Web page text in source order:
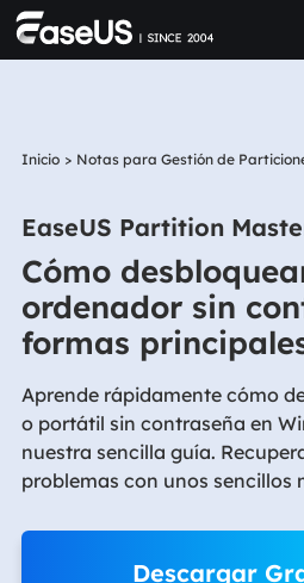
Inicio > Notas para Gestión de
EaseUS Partition
Cómo
ordenador sin
formas
Aprende rápidamente cómo
o portátil sin contraseña en
nuestra sencilla guía.
problemas con unos sencillos
Descargar